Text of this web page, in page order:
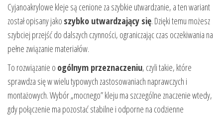
Cyjanoakrylowe kleje są cenione za szybkie utwardzanie, a ten wariant
został opisany jako szybko utwardzający się. Dzięki temu możesz
szybciej przejść do dalszych czynności, ograniczając czas oczekiwania na
pełne związanie materiałów.
To rozwiązanie o ogólnym przeznaczeniu, czyli takie, które
sprawdza się w wielu typowych zastosowaniach naprawczych i
montażowych. Wybór „mocnego” kleju ma szczególne znaczenie wtedy,
gdy połączenie ma pozostać stabilne i odporne na codzienne